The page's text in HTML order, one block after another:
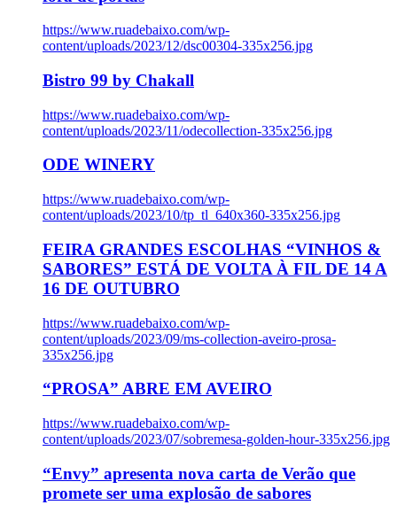
https://www.ruadebaixo.com/wp-
content/uploads/2023/12/dsc00304-335x256.jpg
Bistro 99 by Chakall
https://www.ruadebaixo.com/wp-
content/uploads/2023/11/odecollection-335x256.jpg
ODE WINERY
https://www.ruadebaixo.com/wp-
content/uploads/2023/10/tp_tl_640x360-335x256.jpg
FEIRA GRANDES ESCOLHAS “VINHOS &
SABORES” ESTÁ DE VOLTA À FIL DE 14 A
16 DE OUTUBRO
https://www.ruadebaixo.com/wp-
content/uploads/2023/09/ms-collection-aveiro-prosa-
335x256.jpg
“PROSA” ABRE EM AVEIRO
https://www.ruadebaixo.com/wp-
content/uploads/2023/07/sobremesa-golden-hour-335x256.jpg
“Envy” apresenta nova carta de Verão que
promete ser uma explosão de sabores